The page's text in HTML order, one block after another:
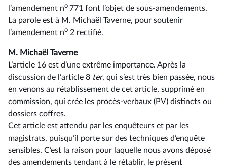
l’amendement no 771 font l’objet de sous-amendements.
La parole est à M. Michaël Taverne, pour soutenir
l’amendement no 2 rectifié.
M. Michaël Taverne
L’article 16 est d’une extrême importance. Après la
discussion de l’article 8 ter, qui s’est très bien passée, nous
en venons au rétablissement de cet article, supprimé en
commission, qui crée les procès-verbaux (PV) distincts ou
dossiers coffres.
Cet article est attendu par les enquêteurs et par les
magistrats, puisqu’il porte sur des techniques d’enquête
sensibles. C’est la raison pour laquelle nous avons déposé
des amendements tendant à le rétablir, le présent